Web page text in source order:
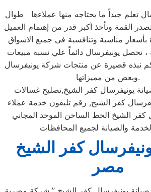
تعلم جيداً ما يحتاجه منها عملاءها طوال
القمة وتأخذ أكبر قدر من إهتمام العميل
بأسعار مناسبة وتنافسية في جميع الاسواق
، تحصل يونيفرسال دائماً علي نسبة مبيعات
نبذه قصيرة عن منتجات شركة يونيفرسال
وبعض من مميزاتها.
يونيفرسال كفر الشيخ,تصليح غسالات
كفر الشيخ, رقم تليفون خدمة عملاء
كفر الشيخ الخط الساخن الموحد المجاني
والصيانة لجميع المحافظات
كفر الشيخ
مصر